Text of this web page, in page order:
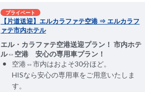
プライベート
【片道送迎】エルカラファテ空港 ⇒ エルカラフ
ァテ市内ホテル
エル・カラファテ空港送迎プラン！ 市内ホテ
ル⇔空港 安心の専用車プラン！
空港⇔市内はおよそ30分ほど。
HISなら安心の専用車をご用意いたしま
す。